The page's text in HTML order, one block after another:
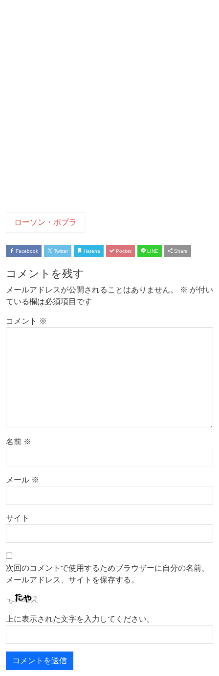
ローソン・ポプラ
Facebook Twitter Hatena Pocket LINE Share
コメントを残す
メールアドレスが公開されることはありません。 ※ が付い
ている欄は必須項目です
コメント ※
名前 ※
メール ※
サイト
次回のコメントで使用するためブラウザーに自分の名前、
メールアドレス、サイトを保存する。
上に表示された文字を入力してください。